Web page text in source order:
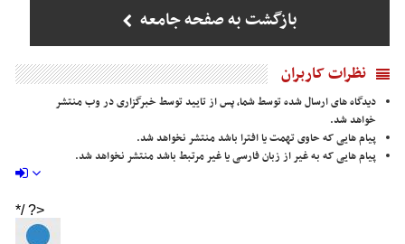
بازگشت به صفحه جامعه
نظرات کاربران
دیدگاه های ارسال شده توسط شما، پس از تایید توسط خبرگزاری در وب منتشر
خواهد شد.
پیام هایی که حاوی تهمت یا افترا باشد منتشر نخواهد شد.
پیام هایی که به غیر از زبان فارسی یا غیر مرتبط باشد منتشر نخواهد شد.